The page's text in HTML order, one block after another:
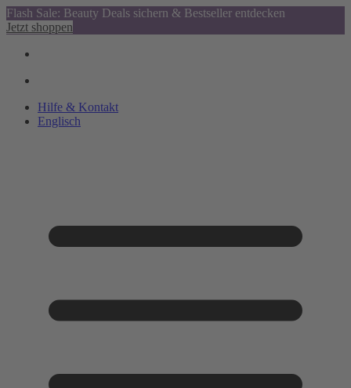
Flash Sale: Beauty Deals sichern & Bestseller entdecken
Jetzt shoppen
Hilfe & Kontakt
Englisch